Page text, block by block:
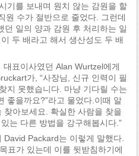
기를 보내며 원치 않는 감원을 할
원 수가 절반으로 줄었다. 그런데
던 일의 양과 감원 후 처리하는 일
두 배라고 해서 생산성도 두 배
표이사였던 Alan Wurtzel에게
가, “사장님, 신규 인력이 필
지 못했습니다. 마냥 기다릴 수는
좋을까요?”라고 물었다.이때 알
찾아보세요. 확실한 사람을 찾을
는 다른 방법을 강구해봅시다.”
Packard는 이렇게 말했다.
표가 있는데 이를 뒷받침하기에